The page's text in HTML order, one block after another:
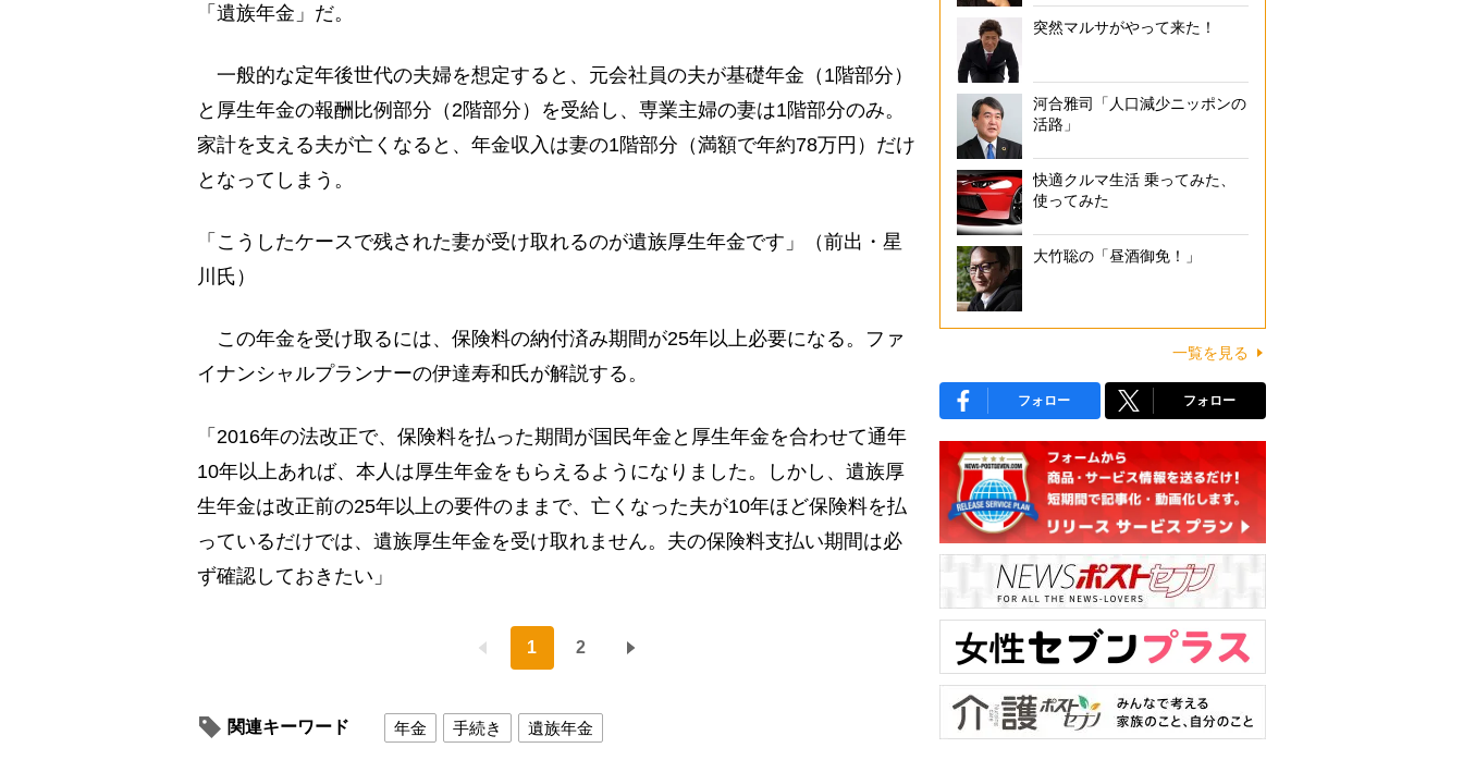
「遺族年金」だ。
一般的な定年後世代の夫婦を想定すると、元会社員の夫が基礎年金（1階部分）
と厚生年金の報酬比例部分（2階部分）を受給し、専業主婦の妻は1階部分のみ。
家計を支える夫が亡くなると、年金収入は妻の1階部分（満額で年約78万円）だけ
となってしまう。
「こうしたケースで残された妻が受け取れるのが遺族厚生年金です」（前出・星
川氏）
この年金を受け取るには、保険料の納付済み期間が25年以上必要になる。ファ
イナンシャルプランナーの伊達寿和氏が解説する。
「2016年の法改正で、保険料を払った期間が国民年金と厚生年金を合わせて通年
10年以上あれば、本人は厚生年金をもらえるようになりました。しかし、遺族厚
生年金は改正前の25年以上の要件のままで、亡くなった夫が10年ほど保険料を払
っているだけでは、遺族厚生年金を受け取れません。夫の保険料支払い期間は必
ず確認しておきたい」
1 2
関連キーワード 年金 手続き 遺族年金
突然マルサがやって来た！
河合雅司「人口減少ニッポンの
活路」
快適クルマ生活 乗ってみた、
使ってみた
大竹聡の「昼酒御免！」
一覧を見る
フォロー フォロー